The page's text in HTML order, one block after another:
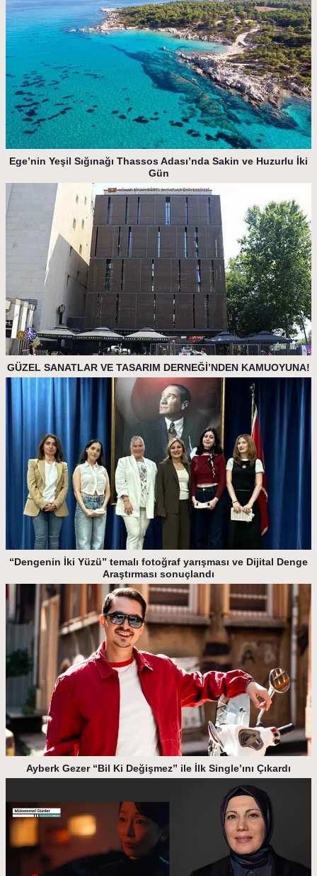
Ege’nin Yeşil Sığınağı Thassos Adası’nda Sakin ve Huzurlu İki
Gün
GÜZEL SANATLAR VE TASARIM DERNEĞİ’NDEN KAMUOYUNA!
“Dengenin İki Yüzü” temalı fotoğraf yarışması ve Dijital Denge
Araştırması sonuçlandı
Ayberk Gezer “Bil Ki Değişmez” ile İlk Single’ını Çıkardı